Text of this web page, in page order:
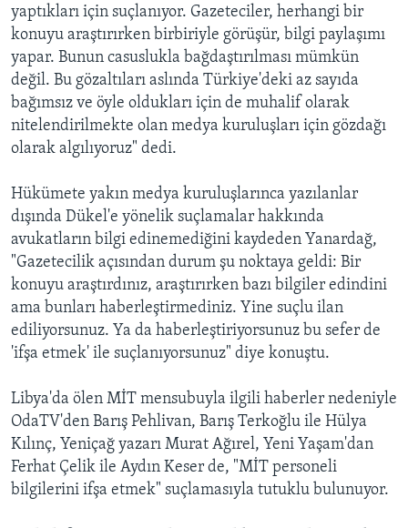
yaptıkları için suçlanıyor. Gazeteciler, herhangi bir
konuyu araştırırken birbiriyle görüşür, bilgi paylaşımı
yapar. Bunun casuslukla bağdaştırılması mümkün
değil. Bu gözaltıları aslında Türkiye'deki az sayıda
bağımsız ve öyle oldukları için de muhalif olarak
nitelendirilmekte olan medya kuruluşları için gözdağı
olarak algılıyoruz" dedi.
Hükümete yakın medya kuruluşlarınca yazılanlar
dışında Dükel'e yönelik suçlamalar hakkında
avukatların bilgi edinemediğini kaydeden Yanardağ,
"Gazetecilik açısından durum şu noktaya geldi: Bir
konuyu araştırdınız, araştırırken bazı bilgiler edindini
ama bunları haberleştirmediniz. Yine suçlu ilan
ediliyorsunuz. Ya da haberleştiriyorsunuz bu sefer de
'ifşa etmek' ile suçlanıyorsunuz" diye konuştu.
Libya'da ölen MİT mensubuyla ilgili haberler nedeniyle
OdaTV'den Barış Pehlivan, Barış Terkoğlu ile Hülya
Kılınç, Yeniçağ yazarı Murat Ağırel, Yeni Yaşam'dan
Ferhat Çelik ile Aydın Keser de, "MİT personeli
bilgilerini ifşa etmek" suçlamasıyla tutuklu bulunuyor.